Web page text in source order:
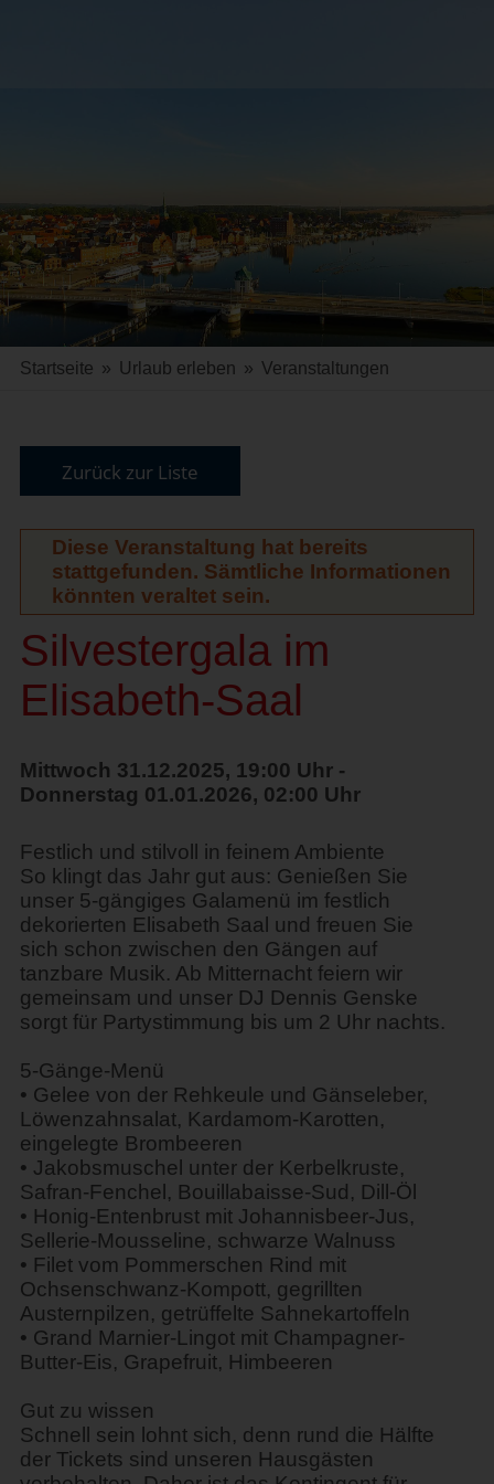
Startseite » Urlaub erleben » Veranstaltungen
Zurück zur Liste
Diese Veranstaltung hat bereits
stattgefunden. Sämtliche Informationen
könnten veraltet sein.
Silvestergala im
Elisabeth-Saal
Mittwoch 31.12.2025, 19:00 Uhr -
Donnerstag 01.01.2026, 02:00 Uhr
Festlich und stilvoll in feinem Ambiente
So klingt das Jahr gut aus: Genießen Sie
unser 5-gängiges Galamenü im festlich
dekorierten Elisabeth Saal und freuen Sie
sich schon zwischen den Gängen auf
tanzbare Musik. Ab Mitternacht feiern wir
gemeinsam und unser DJ Dennis Genske
sorgt für Partystimmung bis um 2 Uhr nachts.
5-Gänge-Menü
• Gelee von der Rehkeule und Gänseleber,
Löwenzahnsalat, Kardamom-Karotten,
eingelegte Brombeeren
• Jakobsmuschel unter der Kerbelkruste,
Safran-Fenchel, Bouillabaisse-Sud, Dill-Öl
• Honig-Entenbrust mit Johannisbeer-Jus,
Sellerie-Mousseline, schwarze Walnuss
• Filet vom Pommerschen Rind mit
Ochsenschwanz-Kompott, gegrillten
Austernpilzen, getrüffelte Sahnekartoffeln
• Grand Marnier-Lingot mit Champagner-
Butter-Eis, Grapefruit, Himbeeren
Gut zu wissen
Schnell sein lohnt sich, denn rund die Hälfte
der Tickets sind unseren Hausgästen